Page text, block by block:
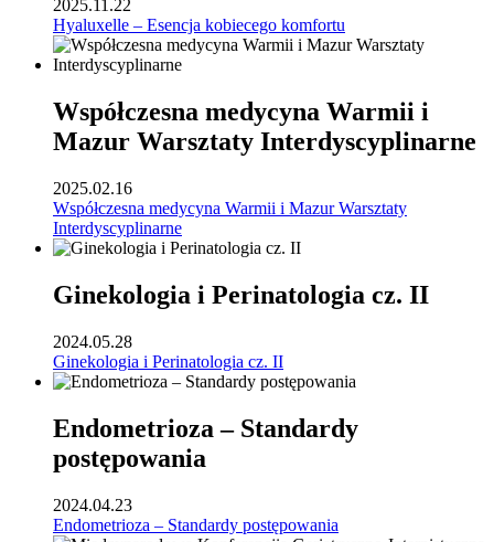
2025.11.22
Hyaluxelle – Esencja kobiecego komfortu
Współczesna medycyna Warmii i
Mazur Warsztaty Interdyscyplinarne
2025.02.16
Współczesna medycyna Warmii i Mazur Warsztaty
Interdyscyplinarne
Ginekologia i Perinatologia cz. II
2024.05.28
Ginekologia i Perinatologia cz. II
Endometrioza – Standardy
postępowania
2024.04.23
Endometrioza – Standardy postępowania